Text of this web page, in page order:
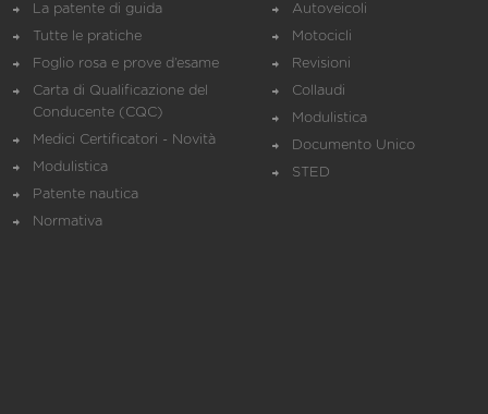
La patente di guida
Tutte le pratiche
Foglio rosa e prove d’esame
Carta di Qualificazione del
Conducente (CQC)
Medici Certificatori - Novità
Modulistica
Patente nautica
Normativa
Autoveicoli
Motocicli
Revisioni
Collaudi
Modulistica
Documento Unico
STED